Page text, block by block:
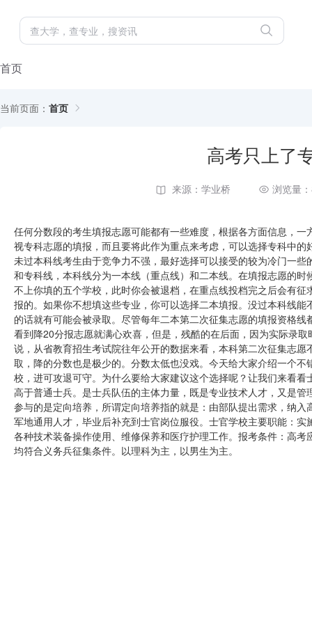
首页
当前页面： 首页
高考只上了
来源：学业桥 浏览量
任何分数段的考生填报志愿可能都有一些难度，根据各方面信息，
视专科志愿的填报，而且要将此作为重点来考虑，可以选择专科中
未过本科线考生由于竞争力不强，最好选择可以接受的较为冷门一
和专科线，本科线分为一本线（重点线）和二本线。在填报志愿的
不上你填的五个学校，此时你会被退档，在重点线投档完之后会有
报的。如果你不想填这些专业，你可以选择二本填报。没过本科线
的话就有可能会被录取。尽管每年二本第二次征集志愿的填报资格
看到降20分报志愿就满心欢喜，但是，残酷的在后面，因为实际录
说，从省教育招生考试院往年公开的数据来看，本科第二次征集志
取，降的分数也是极少的。分数太低也没戏。今天给大家介绍一个
校，进可攻退可守。为什么要给大家建议这个选择呢？让我们来看
高于普通士兵。是士兵队伍的主体力量，既是专业技术人才，又是
参与的是定向培养，所谓定向培养指的就是：由部队提出需求，纳
军地通用人才，毕业后补充到士官岗位服役。士官学校主要职能：
各种技术装备操作使用、维修保养和医疗护理工作。报考条件：高
均符合义务兵征集条件。以理科为主，以男生为主。